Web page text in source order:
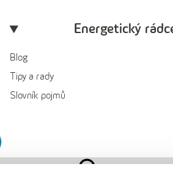
Energetický
Blog
Tipy a rady
Slovník pojmů